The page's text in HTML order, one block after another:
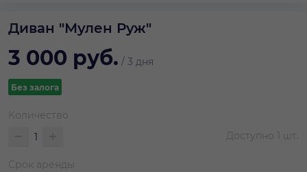
Диван "Мулен Руж"
3 000 руб. / 3 дня
Без залога
Количество
Доступно 1 шт.
Срок аренды